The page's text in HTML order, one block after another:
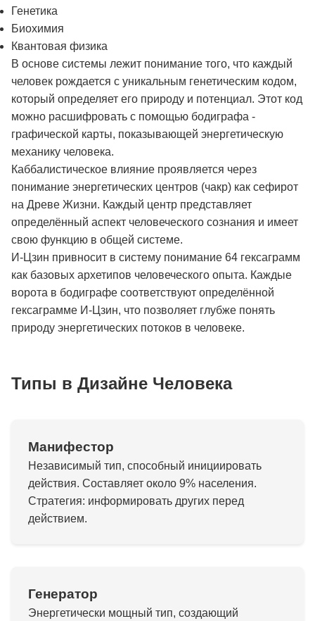
Генетика
Биохимия
Квантовая физика
В основе системы лежит понимание того, что каждый
человек рождается с уникальным генетическим кодом,
который определяет его природу и потенциал. Этот код
можно расшифровать с помощью бодиграфа -
графической карты, показывающей энергетическую
механику человека.
Каббалистическое влияние проявляется через
понимание энергетических центров (чакр) как сефирот
на Древе Жизни. Каждый центр представляет
определённый аспект человеческого сознания и имеет
свою функцию в общей системе.
И-Цзин привносит в систему понимание 64 гексаграмм
как базовых архетипов человеческого опыта. Каждые
ворота в бодиграфе соответствуют определённой
гексаграмме И-Цзин, что позволяет глубже понять
природу энергетических потоков в человеке.
Типы в Дизайне Человека
Манифестор
Независимый тип, способный инициировать
действия. Составляет около 9% населения.
Стратегия: информировать других перед
действием.
Генератор
Энергетически мощный тип, создающий